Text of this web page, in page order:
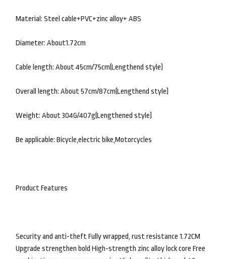
Material: Steel cable+PVC+zinc alloy+ ABS
Diameter: About1.72cm
Cable length: About 45cm/75cm(Lengthend style)
Overall length: About 57cm/87cm(Lengthend style)
Weight: About 304G/407g(Lengthened style)
Be applicable: Bicycle,electric bike,Motorcycles
Product Features
Security and anti-theft Fully wrapped, rust resistance 1.72CM
Upgrade strengthen bold High-strength zinc alloy lock core Free